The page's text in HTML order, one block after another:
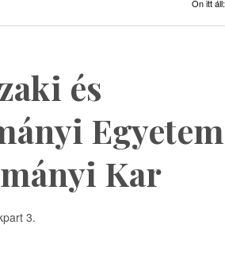
Ön itt áll:
és
Egyetem
Kar
3.